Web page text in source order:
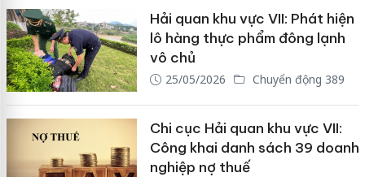
Hải quan khu vực VII: Phát hiện
lô hàng thực phẩm đông lạnh
vô chủ
25/05/2026 Chuyển động 389
Chi cục Hải quan khu vực VII:
Công khai danh sách 39 doanh
nghiệp nợ thuế